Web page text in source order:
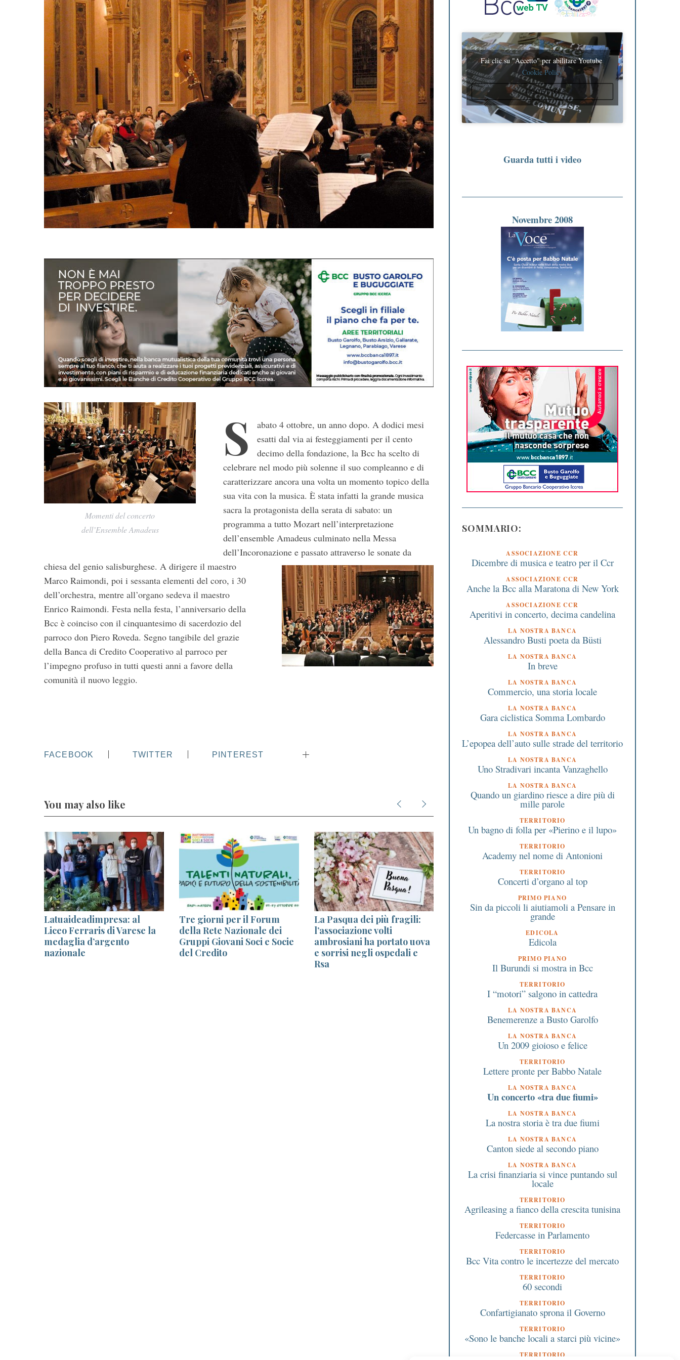
Momenti del concerto
dell’Ensemble Amadeus
S
abato 4 ottobre, un anno dopo. A dodici mesi
esatti dal via ai festeggiamenti per il cento
decimo della fondazione, la Bcc ha scelto di
celebrare nel modo più solenne il suo compleanno e di
caratterizzare ancora una volta un momento topico della
sua vita con la musica. È stata infatti la grande musica
sacra la protagonista della serata di sabato: un
programma a tutto Mozart nell’interpretazione
dell’ensemble Amadeus culminato nella Messa
dell’Incoronazione e passato attraverso le sonate da
chiesa del genio salisburghese. A dirigere il maestro
Marco Raimondi, poi i sessanta elementi del coro, i 30
dell’orchestra, mentre all’organo sedeva il maestro
Enrico Raimondi. Festa nella festa, l’anniversario della
Bcc è coinciso con il cinquantesimo di sacerdozio del
parroco don Piero Roveda. Segno tangibile del grazie
della Banca di Credito Cooperativo al parroco per
l’impegno profuso in tutti questi anni a favore della
comunità il nuovo leggio.
FACEBOOK TWITTER PINTEREST
You may also like
Latuaideadimpresa: al
Liceo Ferraris di Varese la
medaglia d’argento
nazionale
Tre giorni per il Forum
della Rete Nazionale dei
Gruppi Giovani Soci e Socie
del Credito
La Pasqua dei più fragili:
l’associazione volti
ambrosiani ha portato uova
e sorrisi negli ospedali e
Rsa
A Varese in Camera di
Commercio uno sportello
per aiutare le imprese a
Fai clic su "Accetto" per abilitare Youtube
Cookie Policy
ACCETTO
Guarda tutti i video
Novembre 2008
SOMMARIO:
ASSOCIAZIONE CCR
Dicembre di musica e teatro per il Ccr
ASSOCIAZIONE CCR
Anche la Bcc alla Maratona di New York
ASSOCIAZIONE CCR
Aperitivi in concerto, decima candelina
LA NOSTRA BANCA
Alessandro Busti poeta da Büsti
LA NOSTRA BANCA
In breve
LA NOSTRA BANCA
Commercio, una storia locale
LA NOSTRA BANCA
Gara ciclistica Somma Lombardo
LA NOSTRA BANCA
L’epopea dell’auto sulle strade del territorio
LA NOSTRA BANCA
Uno Stradivari incanta Vanzaghello
LA NOSTRA BANCA
Quando un giardino riesce a dire più di
mille parole
TERRITORIO
Un bagno di folla per «Pierino e il lupo»
TERRITORIO
Academy nel nome di Antonioni
TERRITORIO
Concerti d’organo al top
PRIMO PIANO
Sin da piccoli li aiutiamoli a Pensare in
grande
EDICOLA
Edicola
PRIMO PIANO
Il Burundi si mostra in Bcc
TERRITORIO
I “motori” salgono in cattedra
LA NOSTRA BANCA
Benemerenze a Busto Garolfo
LA NOSTRA BANCA
Un 2009 gioioso e felice
TERRITORIO
Lettere pronte per Babbo Natale
LA NOSTRA BANCA
Un concerto «tra due fiumi»
LA NOSTRA BANCA
La nostra storia è tra due fiumi
LA NOSTRA BANCA
Canton siede al secondo piano
LA NOSTRA BANCA
La crisi finanziaria si vince puntando sul
locale
TERRITORIO
Agrileasing a fianco della crescita tunisina
TERRITORIO
Federcasse in Parlamento
TERRITORIO
Bcc Vita contro le incertezze del mercato
TERRITORIO
60 secondi
TERRITORIO
Confartigianato sprona il Governo
TERRITORIO
«Sono le banche locali a starci più vicine»
TERRITORIO
e
a
h
f
r
: